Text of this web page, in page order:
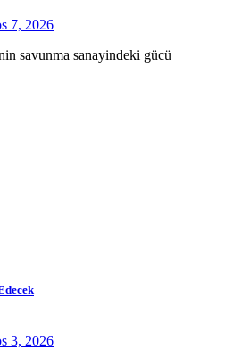
7, 2026
savunma sanayindeki gücü
3, 2026